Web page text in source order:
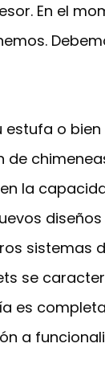
En el
o
la
sistemas
se
es
a